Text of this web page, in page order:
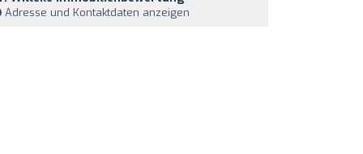
Adresse und Kontaktdaten anzeigen